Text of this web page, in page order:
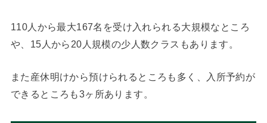
110人から最大167名を受け入れられる大規模なところ
や、15人から20人規模の少人数クラスもあります。
また産休明けから預けられるところも多く、入所予約が
できるところも3ヶ所あります。